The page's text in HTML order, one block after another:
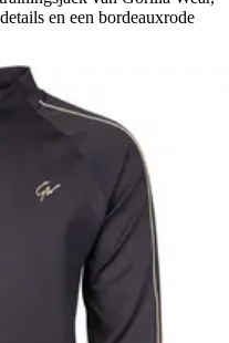
en een bordeauxrode